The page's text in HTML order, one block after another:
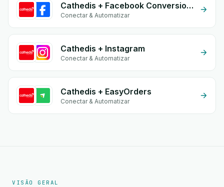
Cathedis + Facebook Conversion API (CAPI)
Conectar & Automatizar
Cathedis + Instagram
Conectar & Automatizar
Cathedis + EasyOrders
Conectar & Automatizar
VISÃO GERAL